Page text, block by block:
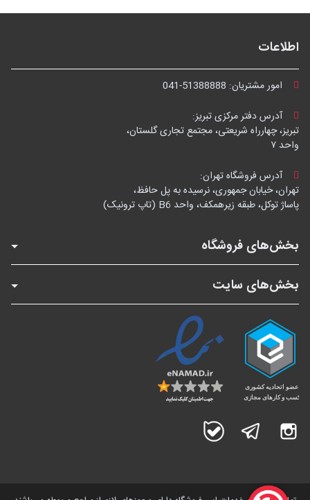
اطلاعات
امور مشتریان: 041-51388888
آدرس دفتر مرکزی تبریز:
تبریز، چهارراه شریعتی، مجتمع تجاری گلستان،
واحد ۷
آدرس فروشگاه تهران:
تهران، خیابان جمهوری، نرسیده به پل حافظ،
پاساژ توکل، طبقه زیرهمکف، واحد B6 (تاپ ترونیک)
بخش‌های فروشگاه
بخش‌های سایت
اینستاگرام تلگرام